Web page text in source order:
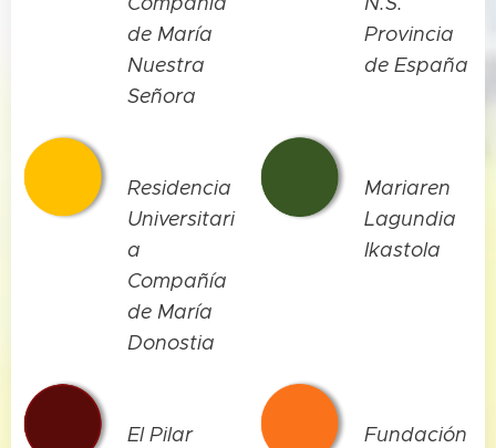
de María
Nuestra
Señora
Provincia
de España
Residencia
Universitari
a
Compañía
de María
Donostia
Mariaren
Lagundia
Ikastola
El Pilar
Fundación